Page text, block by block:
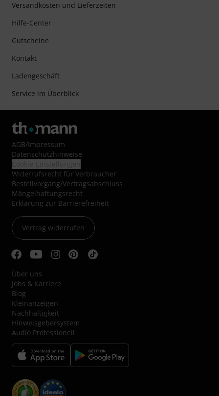
Versandkosten und Lieferzeiten
Hilfe-Center
Gutscheine
Kontakt
Ladengeschäft
Service im Überblick
AGB/Impressum
Datenschutzhinweise
Widerrufsrecht für Verbraucher
Bestellvorgang/Vertragsabschluss
Mängelhaftungsrecht
Erklärung zur Barrierefreiheit
Vertrag widerrufen
Über uns
Jobs & Karriere
Blog
Kleinanzeigen
Nachhaltigkeit
Hinweisgebersystem
Audio Professionell